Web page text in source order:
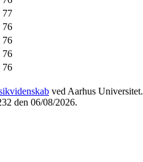
77
76
76
76
76
ved Aarhus Universitet.
den 06/08/2026.